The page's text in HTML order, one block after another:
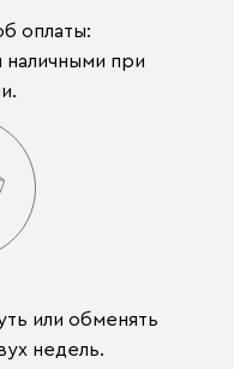
оплаты:
наличными при
или обменять
недель.